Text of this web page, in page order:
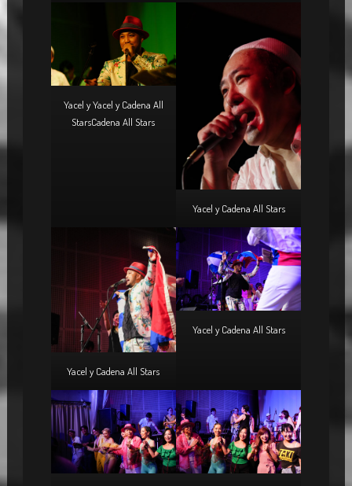
Yacel y Yacel y Cadena All
StarsCadena All Stars
Yacel y Cadena All Stars
Yacel y Cadena All Stars
Yacel y Cadena All Stars